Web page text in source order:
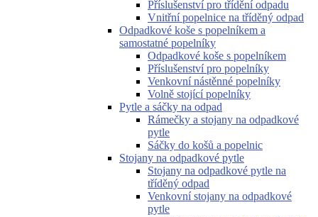
Příslušenství pro třídění odpadu
Vnitřní popelnice na tříděný odpad
Odpadkové koše s popelníkem a
samostatné popelníky
Odpadkové koše s popelníkem
Příslušenství pro popelníky
Venkovní nástěnné popelníky
Volně stojící popelníky
Pytle a sáčky na odpad
Rámečky a stojany na odpadkové
pytle
Sáčky do košů a popelnic
Stojany na odpadkové pytle
Stojany na odpadkové pytle na
tříděný odpad
Venkovní stojany na odpadkové
pytle